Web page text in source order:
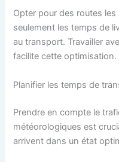
Opter pour des routes
seulement les temps de
au transport. Travailler
facilite cette optimisation.
Planifier les temps de
Prendre en compte le
météorologiques est
arrivent dans un état